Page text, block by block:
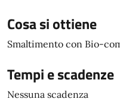
Cosa si ottiene
Smaltimento con Bio-
Tempi e scadenze
Nessuna scadenza